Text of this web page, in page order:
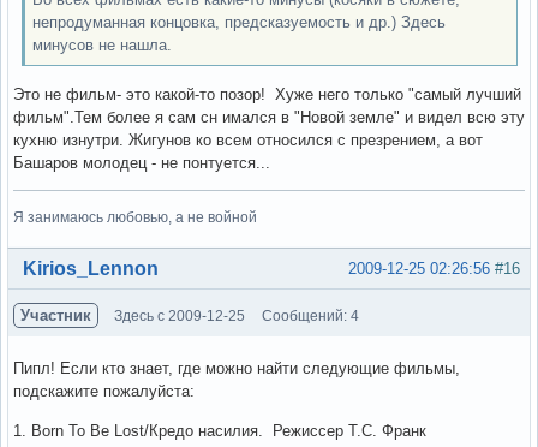
непродуманная концовка, предсказуемость и др.) Здесь
минусов не нашла.
Это не фильм- это какой-то позор! Хуже него только "самый лучший
фильм".Тем более я сам сн имался в "Новой земле" и видел всю эту
кухню изнутри. Жигунов ко всем относился с презрением, а вот
Башаров молодец - не понтуется...
Я занимаюсь любовью, а не войной
Вне форума #16
2009-12-25 02:26:56
Kirios_Lennon
Участник Здесь с 2009-12-25 Сообщений: 4
Пипл! Если кто знает, где можно найти следующие фильмы,
подскажите пожалуйста:
1. Born To Be Lost/Кредо насилия. Режиссер Т.С. Франк